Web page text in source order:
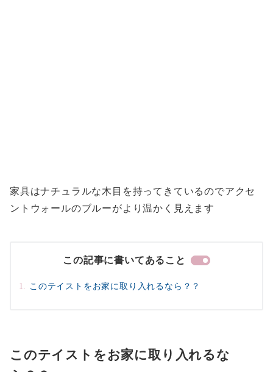
家具はナチュラルな木目を持ってきているのでアクセ
ントウォールのブルーがより温かく見えます
この記事に書いてあること
このテイストをお家に取り入れるなら？？
このテイストをお家に取り入れるな